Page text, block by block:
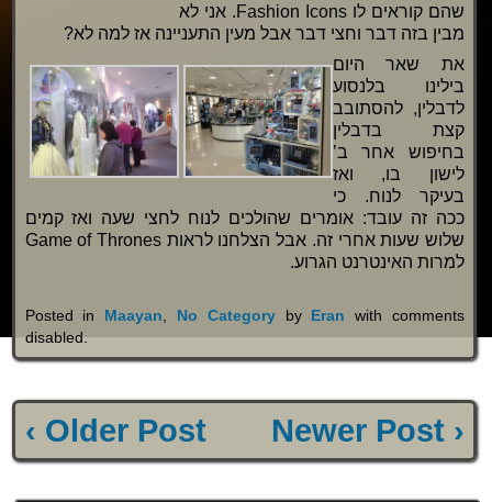
שהם קוראים לו Fashion Icons. אני לא
מבין בזה דבר וחצי דבר אבל מעין התעניינה אז למה לא?
את שאר היום
בילינו בלנסוע
לדבלין, להסתובב
קצת בדבלין
בחיפוש אחר ב’
לישון בו, ואז
בעיקר לנוח. כי
ככה זה עובד: אומרים שהולכים לנוח לחצי שעה ואז קמים
שלוש שעות אחרי זה. אבל הצלחנו לראות Game of Thrones
למרות האינטרנט הגרוע.
Posted in Maayan No Categoryby Eran with comments
disabled.
‹ Older Post Newer Post ›